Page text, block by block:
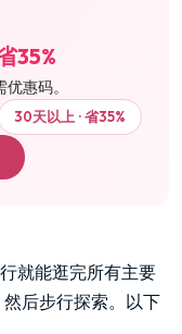
35%
惠码。
30天以上 · 省35%
就能逛完所有主要
后步行探索。以下